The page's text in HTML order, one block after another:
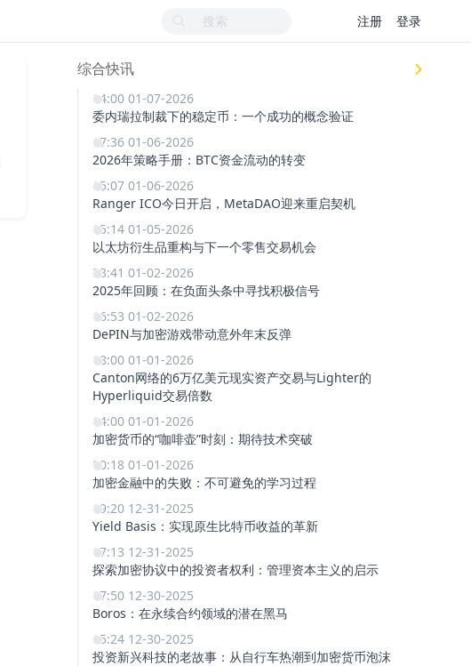
注册 登录
综合快讯
14:00 01-07-2026
委内瑞拉制裁下的稳定币：一个成功的概念验证
17:36 01-06-2026
2026年策略手册：BTC资金流动的转变
15:07 01-06-2026
Ranger ICO今日开启，MetaDAO迎来重启契机
15:14 01-05-2026
以太坊衍生品重构与下一个零售交易机会
23:41 01-02-2026
2025年回顾：在负面头条中寻找积极信号
16:53 01-02-2026
DePIN与加密游戏带动意外年末反弹
18:00 01-01-2026
Canton网络的6万亿美元现实资产交易与Lighter的
Hyperliquid交易倍数
14:00 01-01-2026
加密货币的“咖啡壶”时刻：期待技术突破
00:18 01-01-2026
加密金融中的失败：不可避免的学习过程
19:20 12-31-2025
Yield Basis：实现原生比特币收益的革新
17:13 12-31-2025
探索加密协议中的投资者权利：管理资本主义的启示
17:50 12-30-2025
Boros：在永续合约领域的潜在黑马
15:24 12-30-2025
投资新兴科技的老故事：从自行车热潮到加密货币泡沫